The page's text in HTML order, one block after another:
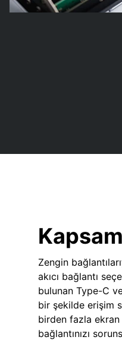
Zengin
akıcı bağlantı
bulunan Type-C
bir şekilde erişim
birden fazla ekran
bağlantınızı